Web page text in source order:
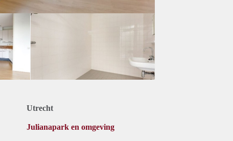
Utrecht
Julianapark en omgeving